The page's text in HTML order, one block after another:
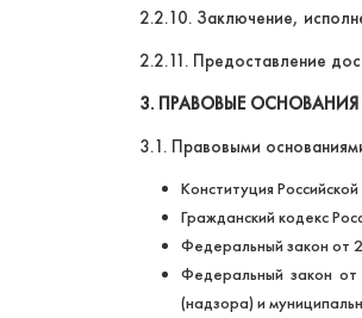
2.2.10. Заключение,
2.2.11. Предоставление
3. ПРАВОВЫЕ
3.1. Правовыми
Конституция
Гражданский кодекс
Федеральный закон от
Федеральный закон
(надзора) и